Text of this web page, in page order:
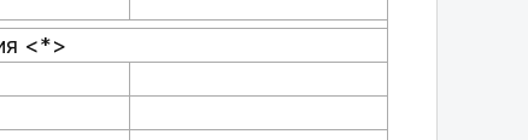
<*>